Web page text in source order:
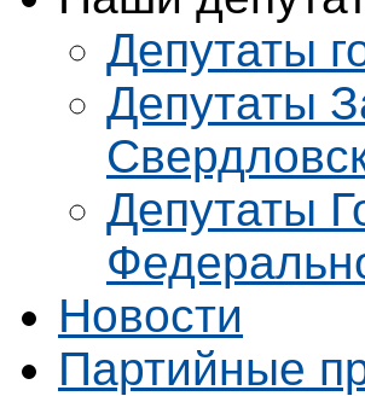
Депутаты
Депутаты
Депутаты
Новости
Партийные